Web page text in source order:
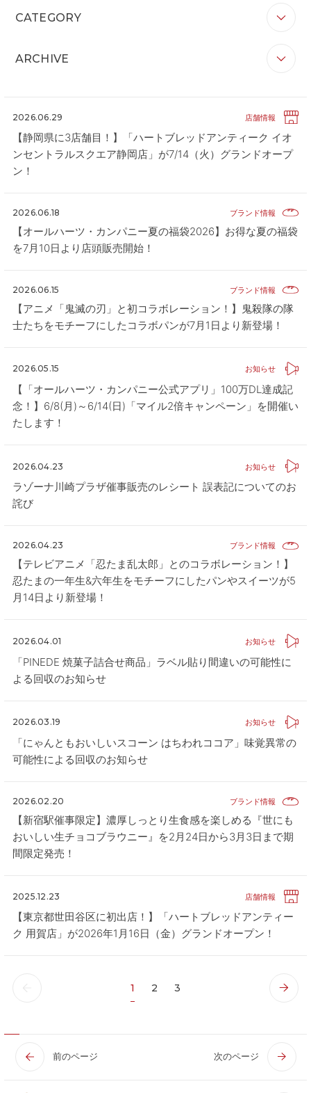
CATEGORY
ブランド情報
ARCHIVE
店舗情報
2026.06.29
【静岡県に3店舗目！】「ハートブレッドアンティーク イオ
ンセントラルスクエア静岡店」が7/14（火）グランドオープ
ン！
ブランド情報
2026.06.18
【オールハーツ・カンパニー夏の福袋2026】お得な夏の福袋
を7月10日より店頭販売開始！
ブランド情報
2026.06.15
【アニメ「鬼滅の刃」と初コラボレーション！】鬼殺隊の隊
士たちをモチーフにしたコラボパンが7月1日より新登場！
お知らせ
2026.05.15
【「オールハーツ・カンパニー公式アプリ」100万DL達成記
念！】6/8(月)～6/14(日)「マイル2倍キャンペーン」を開催い
たします！
お知らせ
2026.04.23
ラゾーナ川崎プラザ催事販売のレシート 誤表記についてのお
詫び
ブランド情報
2026.04.23
【テレビアニメ「忍たま乱太郎」とのコラボレーション！】
忍たまの一年生&六年生をモチーフにしたパンやスイーツが5
月14日より新登場！
お知らせ
2026.04.01
「PINEDE 焼菓子詰合せ商品」ラベル貼り間違いの可能性に
よる回収のお知らせ
お知らせ
2026.03.19
「にゃんともおいしいスコーン はちわれココア」味覚異常の
可能性による回収のお知らせ
ブランド情報
2026.02.20
【新宿駅催事限定】濃厚しっとり生食感を楽しめる『世にも
おいしい生チョコブラウニー』を2月24日から3月3日まで期
間限定発売！
店舗情報
2025.12.23
【東京都世田谷区に初出店！】「ハートブレッドアンティー
ク 用賀店」が2026年1月16日（金）グランドオープン！
1 2 3
前のページ 次のページ